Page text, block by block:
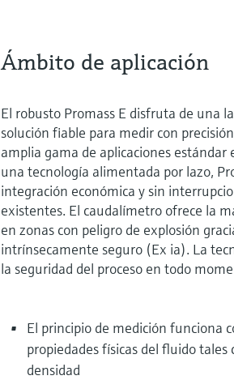
Ámbito de aplicación
El robusto Promass E disfruta de una
solución fiable para medir con
amplia gama de aplicaciones
una tecnología alimentada por lazo,
integración económica y sin
existentes. El caudalímetro ofrece la
en zonas con peligro de explosión
intrínsecamente seguro (Ex ia). La
la seguridad del proceso en todo
El principio de medición funciona
propiedades físicas del fluido tales
densidad